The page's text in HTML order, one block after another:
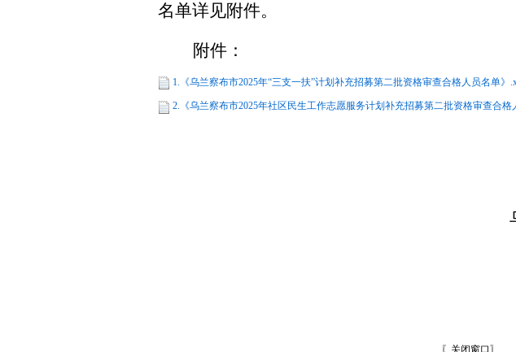
名单详见附件。
附件：
1.《乌兰察布市2025年“三支一扶”计划补充招募第二批资格审查合格人员名单》
2.《乌兰察布市2025年社区民生工作志愿服务计划补充招募第二批资格审查合格
〖 关闭窗口 〗